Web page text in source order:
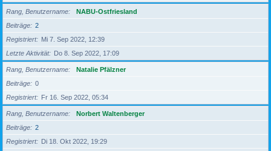
Rang, Benutzername
NABU-Ostfriesland
Beiträge
2
Registriert
Mi 7. Sep 2022, 12:39
Letzte Aktivität
Do 8. Sep 2022, 17:09
Rang, Benutzername
Natalie Pfälzner
Beiträge
0
Registriert
Fr 16. Sep 2022, 05:34
Rang, Benutzername
Norbert Waltenberger
Beiträge
2
Registriert
Di 18. Okt 2022, 19:29